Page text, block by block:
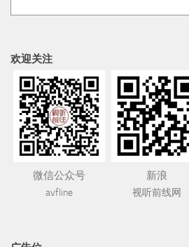
欢迎关注
微信公众号
avfline
新浪
视听前线网